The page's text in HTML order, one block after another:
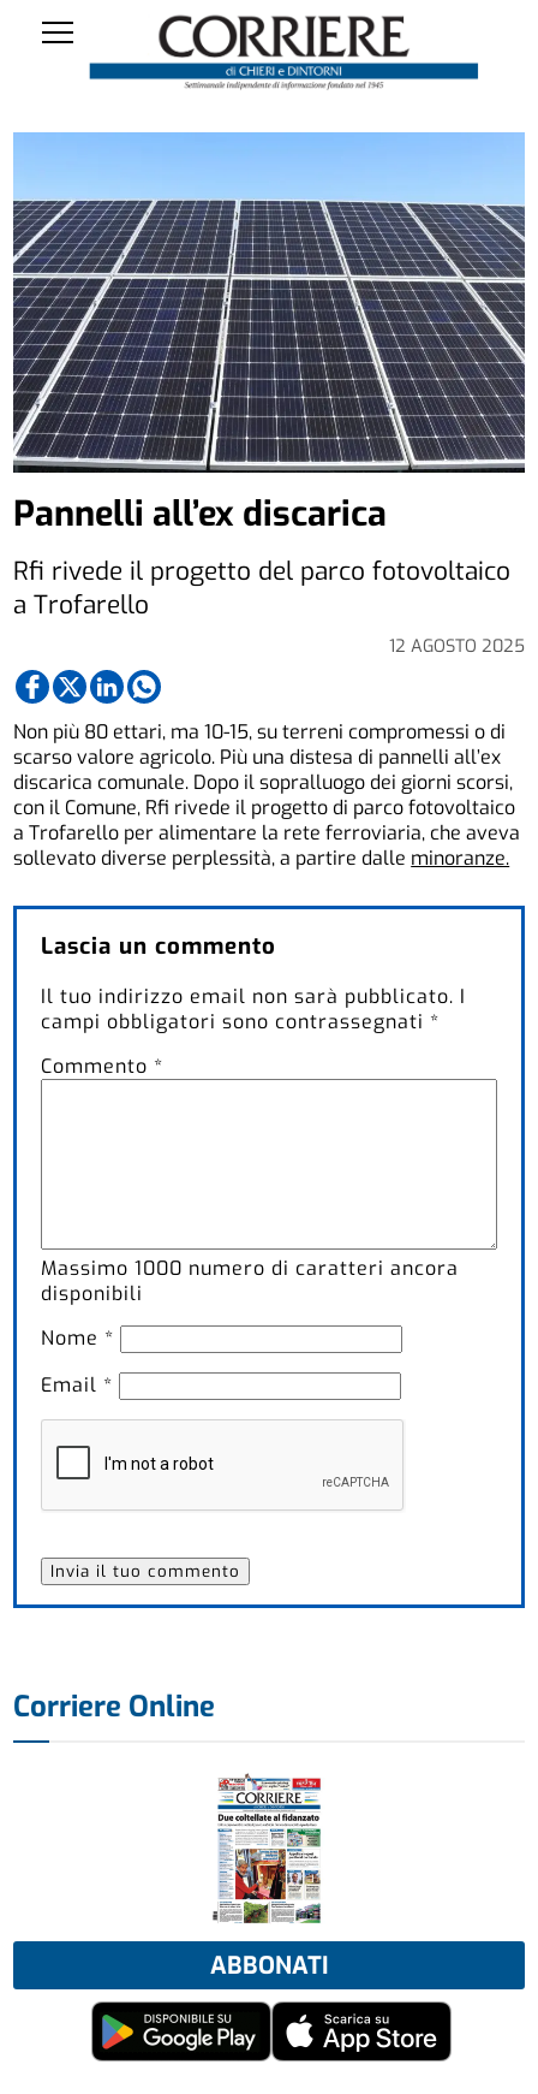
12 AGOSTO 2025
Pannelli all’ex discarica
Rfi rivede il progetto del parco fotovoltaico
a Trofarello
Non più 80 ettari, ma 10-15, su terreni compromessi o di
scarso valore agricolo. Più una distesa di pannelli all’ex
discarica comunale. Dopo il sopralluogo dei giorni scorsi,
con il Comune, Rfi rivede il progetto di parco fotovoltaico
a Trofarello per alimentare la rete ferroviaria, che aveva
sollevato diverse perplessità, a partire dalle minoranze.
Lascia un commento
Il tuo indirizzo email non sarà pubblicato. I
campi obbligatori sono contrassegnati *
Commento *
Massimo1000 numero di caratteri ancora
disponibili
Nome *
Email *
Corriere Online
ABBONATI